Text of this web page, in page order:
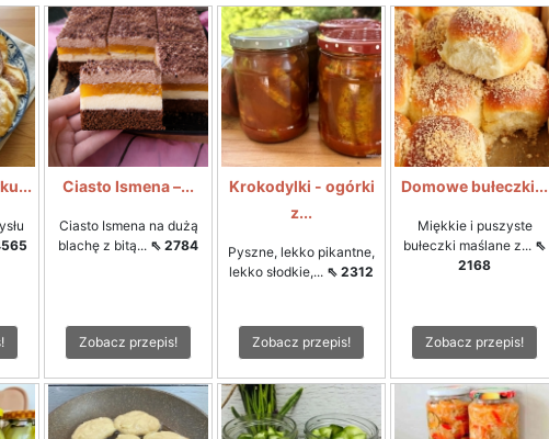
Ciasto Ismena –...
Ciasto Ismena na dużą
blachę z bitą... ⇖ 2784
Zobacz przepis!
Krokodylki - ogórki
z...
Pyszne, lekko pikantne,
lekko słodkie,... ⇖ 2312
Zobacz przepis!
Domowe bułeczki...
Miękkie i puszyste
bułeczki maślane z... ⇖
2168
Zobacz przepis!